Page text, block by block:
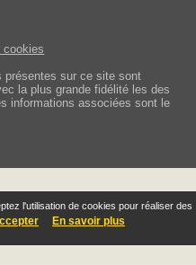
l'utilisation de cookies pour réaliser des
En savoir plus
cookies
sur ce site sont
la plus grande fidélité les des
informations associées sont le